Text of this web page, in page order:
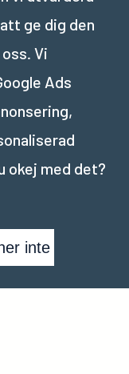
0/1
ge dig den
Vi
Ads
okej med det?
inte